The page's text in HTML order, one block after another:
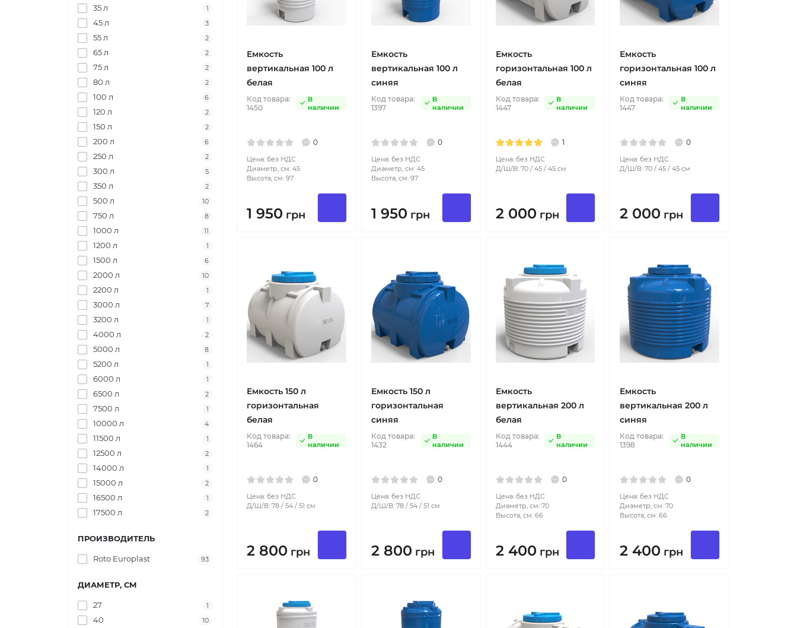
35 л 1
45 л 3
55 л 2
65 л 2
75 л 2
80 л 2
100 л 6
120 л 2
150 л 2
200 л 6
250 л 2
300 л 5
350 л 2
500 л 10
750 л 8
1000 л 11
1200 л 1
1500 л 6
2000 л 10
2200 л 1
3000 л 7
3200 л 1
4000 л 2
5000 л 8
5200 л 1
6000 л 1
6500 л 2
7500 л 1
10000 л 4
11500 л 1
12500 л 2
14000 л 1
15000 л 2
16500 л 1
17500 л 2
ПРОИЗВОДИТЕЛЬ
Roto Europlast 93
ДИАМЕТР, СМ
27 1
40 10
Емкость
вертикальная 100 л
белая
Код товара:
1450
В
наличии
0
Цена: без НДС
Диаметр, см: 45
Высота, см: 97
1 950 грн
Емкость
вертикальная 100 л
синяя
Код товара:
1397
В
наличии
0
Цена: без НДС
Диаметр, см: 45
Высота, см: 97
1 950 грн
Емкость
горизонтальная 100 л
белая
Код товара:
1447
В
наличии
1
Цена: без НДС
Д/Ш/В: 70 / 45 / 45 см
2 000 грн
Емкость
горизонтальная 100 л
синяя
Код товара:
1447
В
наличии
0
Цена: без НДС
Д/Ш/В: 70 / 45 / 45 см
2 000 грн
Емкость 150 л
горизонтальная
белая
Код товара:
1464
В
наличии
0
Цена: без НДС
Д/Ш/В: 78 / 54 / 51 см
2 800 грн
Емкость 150 л
горизонтальная
синяя
Код товара:
1432
В
наличии
0
Цена: без НДС
Д/Ш/В: 78 / 54 / 51 см
2 800 грн
Емкость
вертикальная 200 л
белая
Код товара:
1444
В
наличии
0
Цена: без НДС
Диаметр, см: 70
Высота, см: 66
2 400 грн
Емкость
вертикальная 200 л
синяя
Код товара:
1398
В
наличии
0
Цена: без НДС
Диаметр, см: 70
Высота, см: 66
2 400 грн